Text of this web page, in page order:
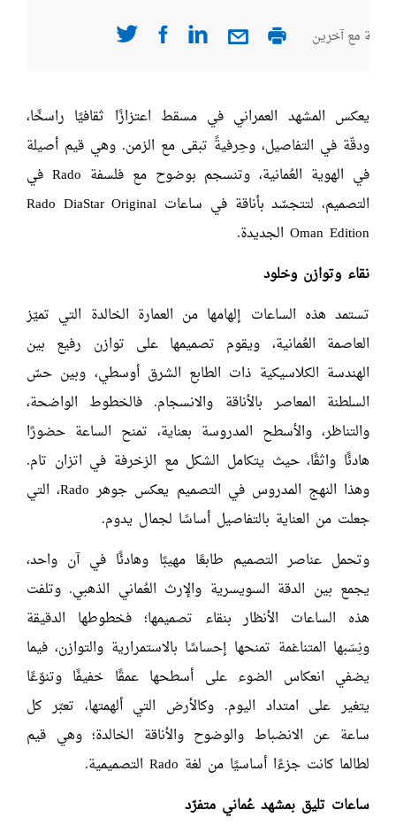
مع آخرين
يعكس المشهد العمراني في مسقط اعتزازًا ثقافيًا راسخًا،
ودقّة في التفاصيل، وحِرفيةً تبقى مع الزمن. وهي قيم أصيلة
في الهوية العُمانية، وتنسجم بوضوح مع فلسفة Rado في
التصميم، لتتجسّد بأناقة في ساعات Rado DiaStar Original
Oman Edition الجديدة.
نقاء وتوازن وخلود
تستمد هذه الساعات إلهامها من العمارة الخالدة التي تميّز
العاصمة العُمانية، ويقوم تصميمها على توازن رفيع بين
الهندسة الكلاسيكية ذات الطابع الشرق أوسطي، وبين حسّ
السلطنة المعاصر بالأناقة والانسجام. فالخطوط الواضحة،
والتناظر، والأسطح المدروسة بعناية، تمنح الساعة حضورًا
هادئًا واثقًا، حيث يتكامل الشكل مع الزخرفة في اتزان تام.
وهذا النهج المدروس في التصميم يعكس جوهر Rado، التي
جعلت من العناية بالتفاصيل أساسًا لجمال يدوم.
وتحمل عناصر التصميم طابعًا مهيبًا وهادئًا في آن واحد،
يجمع بين الدقة السويسرية والإرث العُماني الذهبي. وتلفت
هذه الساعات الأنظار بنقاء تصميمها؛ فخطوطها الدقيقة
ونِسَبها المتناغمة تمنحها إحساسًا بالاستمرارية والتوازن، فيما
يضفي انعكاس الضوء على أسطحها عمقًا خفيفًا وتنوّعًا
يتغير على امتداد اليوم. وكالأرض التي ألهمتها، تعبّر كل
ساعة عن الانضباط والوضوح والأناقة الخالدة؛ وهي قيم
لطالما كانت جزءًا أساسيًا من لغة Rado التصميمية.
ساعات تليق بمشهد عُماني متفرّد